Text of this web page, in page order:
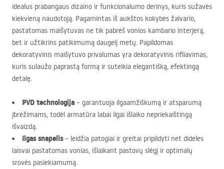
idealus prabangaus dizaino ir funkcionalumo derinys, kuris sužavės
kiekvieną naudotoją. Pagamintas iš aukštos kokybės žalvario,
pastatomas maišytuvas ne tik pabrėš vonios kambario interjerą,
bet ir užtikrins patikimumą daugelį metų. Papildomas
dekoratyvinis maišytuvo privalumas yra dekoratyvinis rifliavimas,
kuris sulaužo paprastą formą ir suteikia elegantišką, efektingą
detalę.
PVD technologija – garantuoja ilgaamžiškumą ir atsparumą
įbrėžimams, todėl armatūra labai ilgai išlaiko nepriekaištingą
išvaizdą.
Ilgas snapelis– leidžia patogiai ir greitai pripildyti net dideles
laisvai pastatomas vonias, išlaikant pastovų slėgį ir optimalų
srovės pasiekiamumą.